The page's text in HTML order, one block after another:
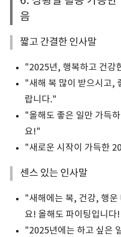
음
짧고 간결한 인사말
"2025년, 행복하고 건강
"새해 복 많이 받으시고,
랍니다."
"올해도 좋은 일만 가득
요!"
"새로운 시작이 가득한
센스 있는 인사말
"새해에는 복, 건강, 행운
요! 올해도 파이팅입니다
"2025년에는 하고 싶은